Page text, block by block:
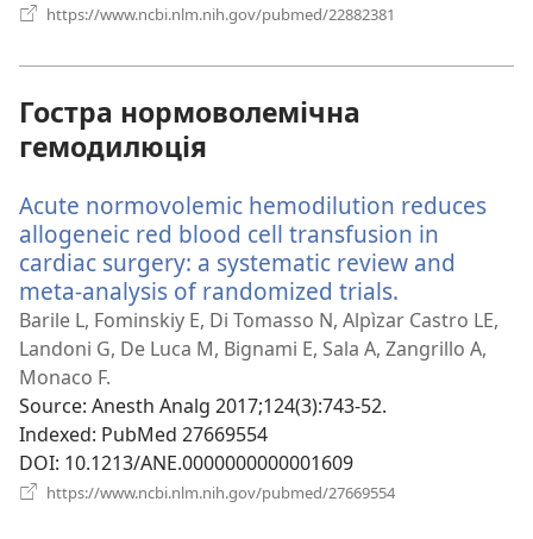
https://www.ncbi.nlm.nih.gov/pubmed/22882381
Гостра нормоволемічна
гемодилюція
Acute normovolemic hemodilution reduces
allogeneic red blood cell transfusion in
cardiac surgery: a systematic review and
meta-analysis of randomized trials.
у
новому
Barile L, Fominskiy E, Di Tomasso N, Alpìzar Castro LE,
Landoni G, De Luca M, Bignami E, Sala A, Zangrillo A,
Monaco F.
Source‎: Anesth Analg 2017;124(3):743-52.
Indexed‎: PubMed 27669554
DOI‎: 10.1213/ANE.0000000000001609
https://www.ncbi.nlm.nih.gov/pubmed/27669554